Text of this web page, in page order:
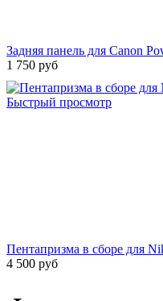
Задняя панель для Canon
1 750 руб
Быстрый просмотр
Пентапризма в сборе для
4 500 руб